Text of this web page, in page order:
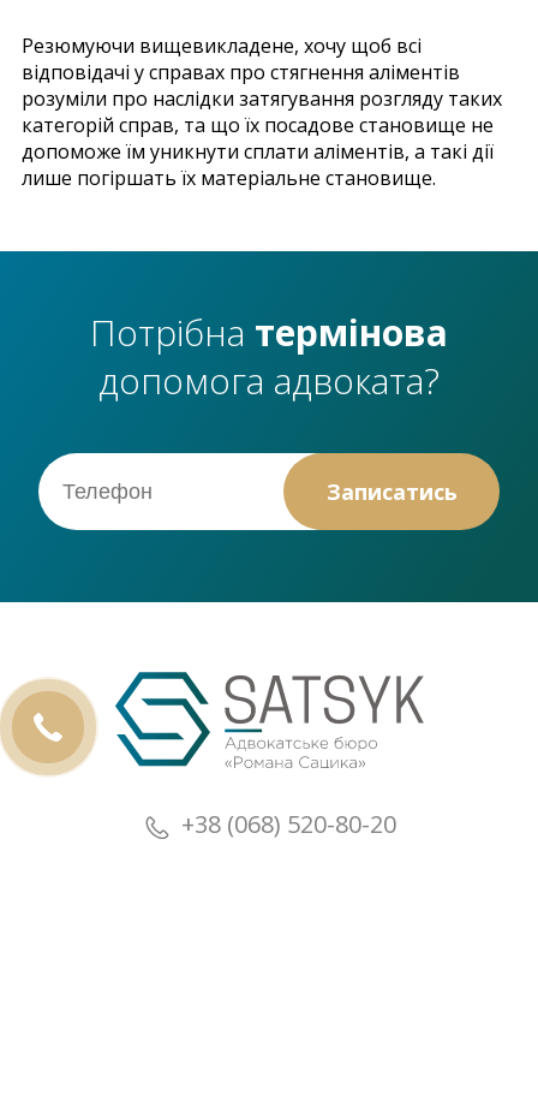
Резюмуючи вищевикладене, хочу щоб всі
відповідачі у справах про стягнення аліментів
розуміли про наслідки затягування розгляду таких
категорій справ, та що їх посадове становище не
допоможе їм уникнути сплати аліментів, а такі дії
лише погіршать їх матеріальне становище.
Потрібна термінова
допомога адвоката?
+38 (068) 520-80-20